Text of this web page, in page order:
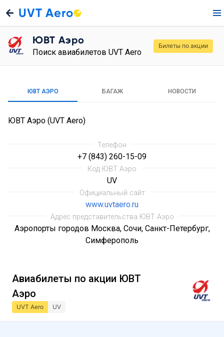
UVT Aero
ЮВТ Аэро
Поиск авиабилетов UVT Aero
Билеты по акции
ЮВТ АЭРО БАГАЖ НОВОСТИ
ЮВТ Аэро (UVT Aero)
Телефон
+7 (843) 260-15-09
Код ЮВТ Аэро
UV
Официальный сайт
www.uvtaero.ru
Адрес представительства ЮВТ Аэро
Аэропорты городов Москва, Сочи, Санкт-Петербург,
Симферополь
Авиабилеты по акции ЮВТ
Аэро
UVT Aero UV